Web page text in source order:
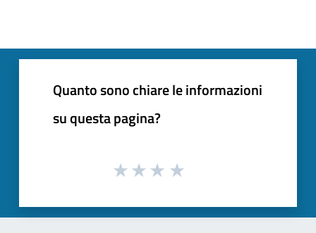
Quanto sono chiare le informazioni
su questa pagina?